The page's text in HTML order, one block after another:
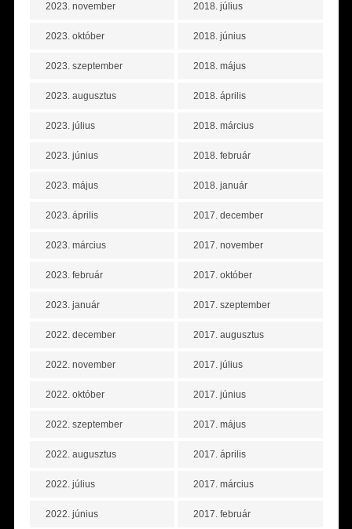
2023. november
2023. október
2023. szeptember
2023. augusztus
2023. július
2023. június
2023. május
2023. április
2023. március
2023. február
2023. január
2022. december
2022. november
2022. október
2022. szeptember
2022. augusztus
2022. július
2022. június
2018. július
2018. június
2018. május
2018. április
2018. március
2018. február
2018. január
2017. december
2017. november
2017. október
2017. szeptember
2017. augusztus
2017. július
2017. június
2017. május
2017. április
2017. március
2017. február